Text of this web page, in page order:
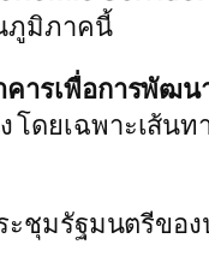
ภูมิภาคนี้
คารเพื่อการพัฒน
ดยเฉพาะเส้น
ะชุมรัฐมนตรีข